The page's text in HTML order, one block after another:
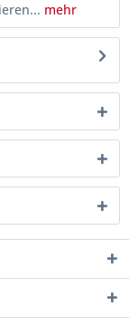
mehr